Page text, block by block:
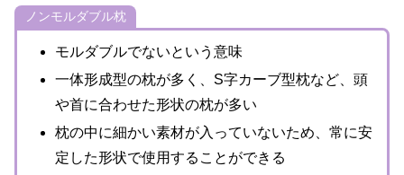
ノンモルダブル枕
モルダブルでないという意味
一体形成型の枕が多く、S字カーブ型枕など、頭
や首に合わせた形状の枕が多い
枕の中に細かい素材が入っていないため、常に安
定した形状で使用することができる